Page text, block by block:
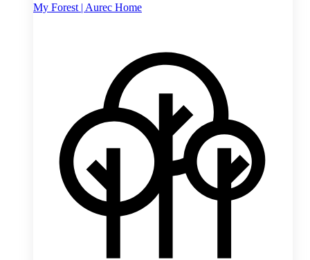
My Forest | Aurec Home